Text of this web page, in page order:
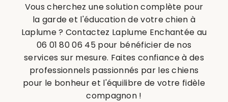
Vous cherchez une solution complète pour
la garde et l'éducation de votre chien à
Laplume ? Contactez Laplume Enchantée au
06 01 80 06 45 pour bénéficier de nos
services sur mesure. Faites confiance à des
professionnels passionnés par les chiens
pour le bonheur et l'équilibre de votre fidèle
compagnon !